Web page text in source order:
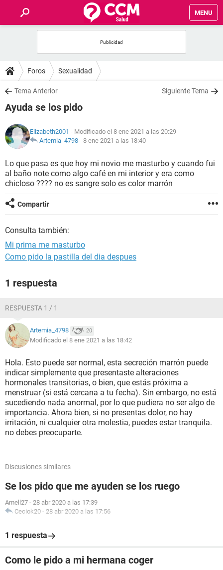
MENU
FOROS
SALUD
FAMILIA
NUTRICIÓN
BIENESTAR
Foros Sexualidad
Tema Anterior Siguiente Tema
Ayuda se los pido
Elizabeth2001 - Modificado el 8 ene 2021 a las 20:29
Artemia_4798 - 8 ene 2021 a las 18:40
Lo que pasa es que hoy mi novio me masturbo y cuando fui
al baño note como algo café en mi interior y era como
chicloso ???? no es sangre solo es color marrón
Compartir
Consulta también:
Mi prima me masturbo
Como pido la pastilla del dia despues
1 respuesta
RESPUESTA 1 / 1
Artemia_4798 20
Modificado el 8 ene 2021 a las 18:42
Hola. Esto puede ser normal, esta secreción marrón puede
indicar simplemente que presentaste alteraciones
hormonales transitorias, o bien, que estás próxima a
menstruar (si está cercana a tu fecha). Sin embargo, no está
sucediendo nada anormal, por lo que pudiera no ser algo de
importancia. Ahora bien, si no presentas dolor, no hay
irritación, ni cualquier otra molestia, puedes estar tranquila.
no debes preocuparte.
Discusiones similares
Se los pido que me ayuden se los ruego
Amell27 - 28 abr 2020 a las 17:39
Ceciok20 - 28 abr 2020 a las 17:56
1 respuesta
Como le pido a mi hermana coger